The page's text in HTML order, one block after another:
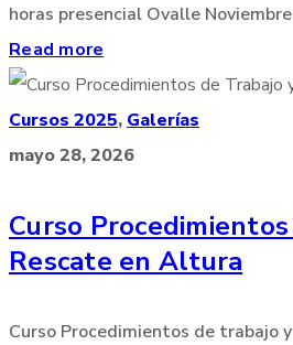
horas presencial Ovalle
Read more
Cursos 2025, Galerías
mayo 28, 2026
Curso
Rescate en Altura
Curso Procedimientos de trabajo